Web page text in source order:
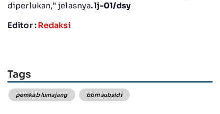
diperlukan,” jelasnya. lj-01/dsy
Editor :Redaksi
Tags
pemkab lumajang bbm subsidi